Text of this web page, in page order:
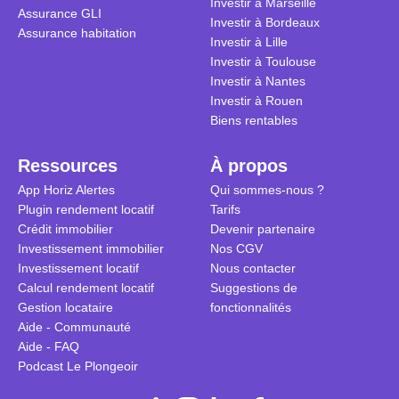
Assurance GLI
Assurance habitation
Investir à Bordeaux
Investir à Lille
Investir à Toulouse
Investir à Nantes
Investir à Rouen
Biens rentables
Ressources
App Horiz Alertes
Plugin rendement locatif
Crédit immobilier
Investissement immobilier
Investissement locatif
Calcul rendement locatif
Gestion locataire
Aide - Communauté
Aide - FAQ
Podcast Le Plongeoir
À propos
Qui sommes-nous ?
Tarifs
Devenir partenaire
Nos CGV
Nous contacter
Suggestions de
fonctionnalités